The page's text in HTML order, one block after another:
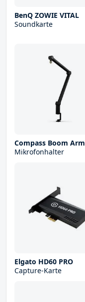
BenQ ZOWIE VITAL
Soundkarte
Compass Boom Arm
Mikrofonhalter
Elgato HD60 PRO
Capture-Karte